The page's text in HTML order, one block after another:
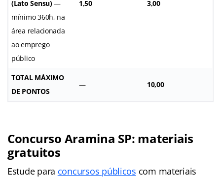
(Lato Sensu)—
mínimo 360h, na
área relacionada
ao emprego
público
1,50 3,00
TOTAL MÁXIMO
DE PONTOS
— 10,00
Concurso Aramina SP: materiais
gratuitos
Estude para concursos públicos com materiais